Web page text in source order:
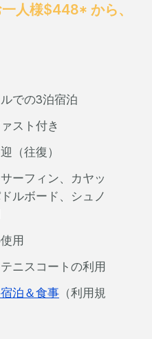
人様$448* から、
での3泊宿泊
スト付き
（往復）
ーフィン、カヤッ
ルボード、シュノ
用
ニスコートの利用
泊＆食事（利用規